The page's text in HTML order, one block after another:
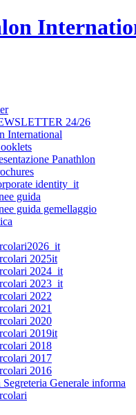
24/26
International
Panathlon
identity_it
guida
guida gemellaggio
2025it
2024_it
2023_it
2022
2021
2020
2019it
2018
2017
2016
Segreteria Generale informa